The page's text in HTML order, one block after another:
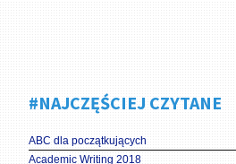
#NAJCZĘŚCIEJ CZYTANE
ABC dla początkujących
Academic Writing 2018